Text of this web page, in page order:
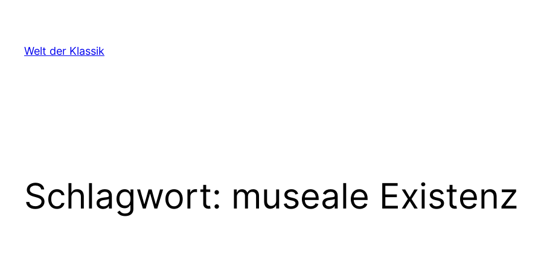
springen
Welt der Klassik
Schlagwort: museale Existenz